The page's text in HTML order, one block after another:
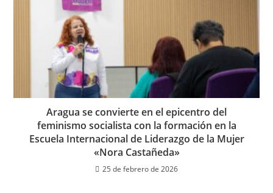
Aragua se convierte en el epicentro del
feminismo socialista con la formación en la
Escuela Internacional de Liderazgo de la Mujer
«Nora Castañeda»
25 de febrero de 2026